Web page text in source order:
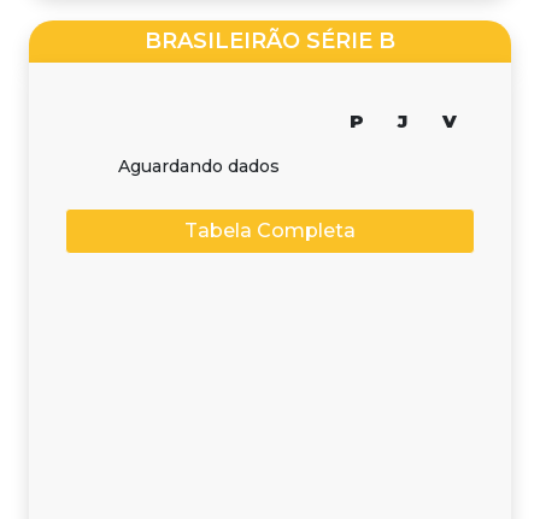
BRASILEIRÃO SÉRIE B
P J V
Aguardando dados
Tabela Completa